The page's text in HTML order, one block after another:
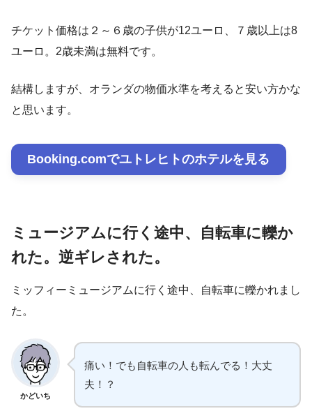
チケット価格は２～６歳の子供が12ユーロ、７歳以上は8
ユーロ。2歳未満は無料です。
結構しますが、オランダの物価水準を考えると安い方かな
と思います。
Booking.comでユトレヒトのホテルを見る
ミュージアムに行く途中、自転車に轢か
れた。逆ギレされた。
ミッフィーミュージアムに行く途中、自転車に轢かれまし
た。
かどいち
痛い！でも自転車の人も転んでる！大丈
夫！？